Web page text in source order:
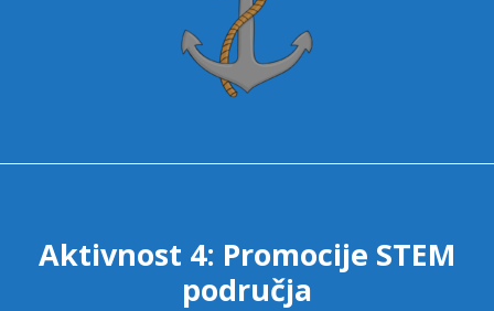
Aktivnost 4: Promocije STEM
područja